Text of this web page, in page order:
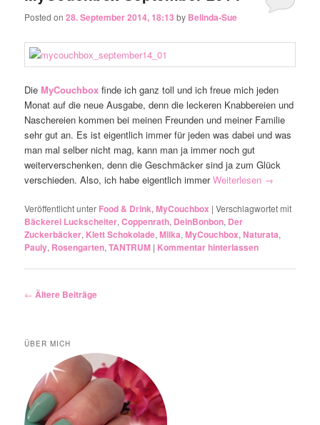
Posted on28. September 2014, 18:13 by Belinda-Sue
Die MyCouchbox finde ich ganz toll und ich freue mich jeden
Monat auf die neue Ausgabe, denn die leckeren Knabbereien und
Naschereien kommen bei meinen Freunden und meiner Familie
sehr gut an. Es ist eigentlich immer für jeden was dabei und was
man mal selber nicht mag, kann man ja immer noch gut
weiterverschenken, denn die Geschmäcker sind ja zum Glück
verschieden. Also, ich habe eigentlich immerWeiterlesen →
Veröffentlicht unter Food & Drink,MyCouchbox |Verschlagwortet mit
Bäckerei Luckscheiter,Coppenrath, DeinBonbon, Der
Zuckerbäcker, Klett Schokolade,Milka,MyCouchbox,Naturata,
Pauly, Rosengarten,TANTRUM | Kommentar hinterlassen
Artikelnavigation
← Ältere Beiträge
ÜBER MICH